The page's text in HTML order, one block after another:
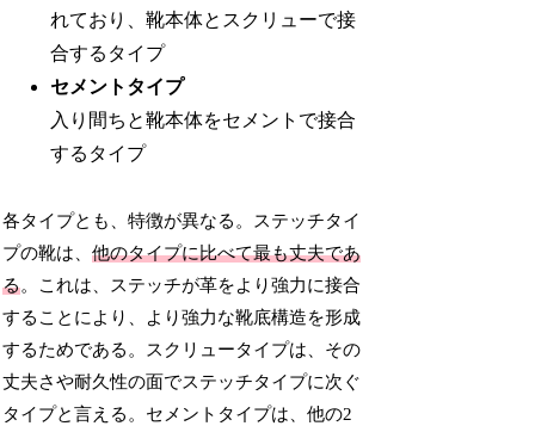
れており、靴本体とスクリューで接
合するタイプ
セメントタイプ
入 り 間ち と靴本体をセメントで接合
するタイプ
各タイプとも、特徴が異なる。ステッチタイ
プの靴は、他のタイプに比べて最も丈夫であ
る。これは、ステッチが革をより強力に接合
することにより、より強力な靴底構造を形成
するためである。スクリュータイプは、その
丈夫さや耐久性の面でステッチタイプに次ぐ
タイプと言える。セメントタイプは、他の2